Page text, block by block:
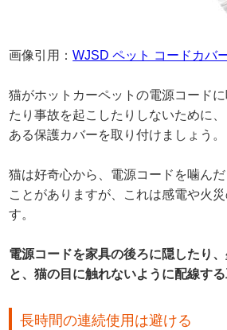
画像引用：WJSD ペット コードカバ
猫がホットカーペットの電源コード
たり事故を起こしたりしないために
ある保護カバーを取り付けましょう。
猫は好奇心から、電源コードを噛ん
ことがありますが、これは感電や火
す。
電源コードを家具の後ろに隠したり
と、猫の目に触れないように配線する
長時間の連続使用は避ける